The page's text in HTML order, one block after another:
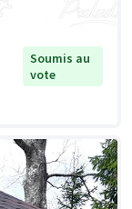
Soumis au
vote